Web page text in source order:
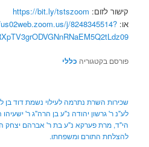
קישור לזום: https://bit.ly/tstszoom
או:j/8248345514?
פורסם בקטגוריה כללי
שכירות השרת נתרמה לעילוי נשמת דוד בן
לע"נ ר' גרשון יהודה נ"ע בן הרה"ג ר'
הי"ד, מרת פערקא נ"ע בת ר' אברהם יצחק
להצלחת התורם ומשפחתו.